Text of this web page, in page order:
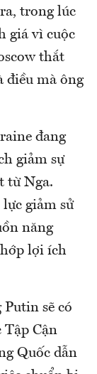
trong lúc
giá vì cuộc
thắt
điều mà ông
đang
giảm sự
từ Nga.
giảm sử
năng
lợi ích
sẽ có
Tập Cận
Quốc dẫn